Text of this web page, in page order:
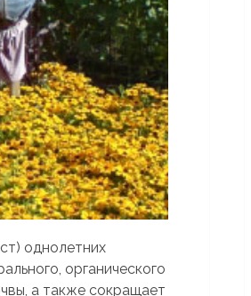
однолетних
органического
а также сокращает